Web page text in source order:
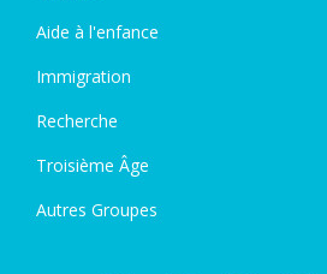
Aide à l'enfance
Immigration
Recherche
Troisième Âge
Autres Groupes